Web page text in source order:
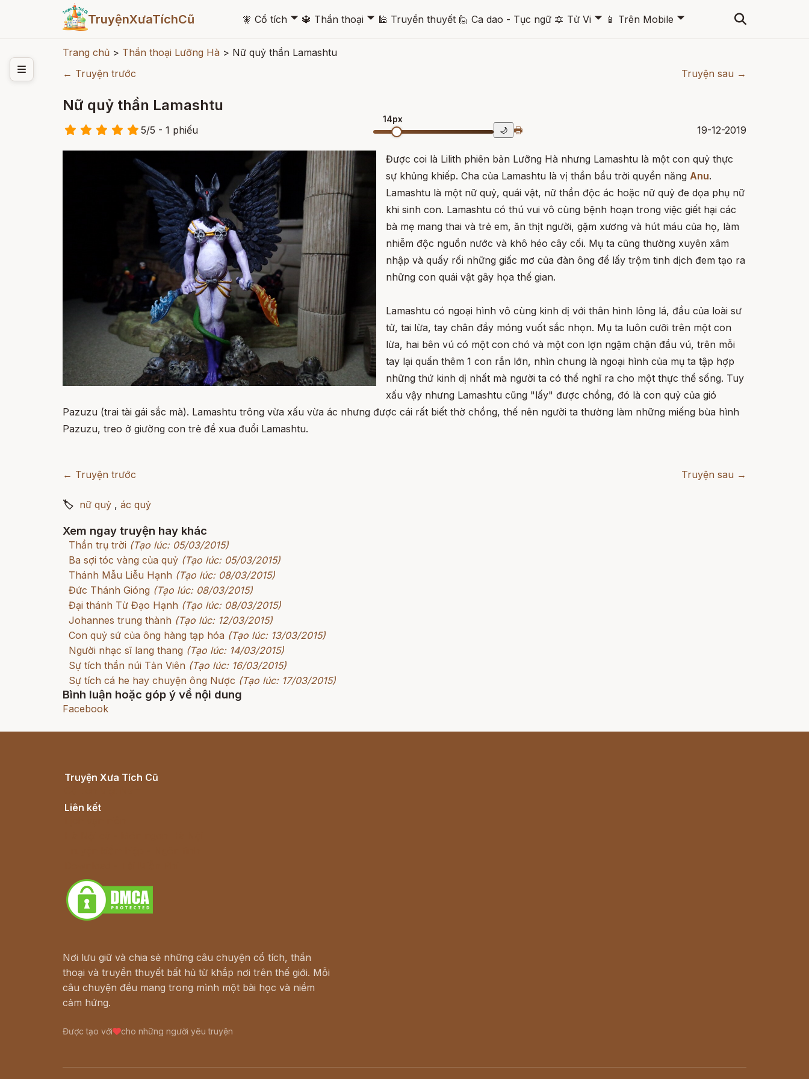
TruyệnXưaTíchCũ 🧚 Cổ tích 🞃 🔱 Thần thoại 🞃 🕌 Truyền thuyết 🙋 Ca dao - Tục ngữ 🔯 Tử Vi 🞃 📱 Trên Mobile 🞃
Trang chủ > Thần thoại Lưỡng Hà > Nữ quỷ thần Lamashtu
← Truyện trước
Truyện sau →
Nữ quỷ thần Lamashtu
5/5 - 1 phiếu
14px
🌙 🖶 19-12-2019
Được coi là Lilith phiên bản Lưỡng Hà nhưng Lamashtu là một con quỷ thực
sự khủng khiếp. Cha của Lamashtu là vị thần bầu trời quyền năng Anu.
Lamashtu là một nữ quỷ, quái vật, nữ thần độc ác hoặc nữ quỷ đe dọa phụ nữ
khi sinh con. Lamashtu có thú vui vô cùng bệnh hoạn trong việc giết hại các
bà mẹ mang thai và trẻ em, ăn thịt người, gặm xương và hút máu của họ, làm
nhiễm độc nguồn nước và khô héo cây cối. Mụ ta cũng thường xuyên xâm
nhập và quấy rối những giấc mơ của đàn ông để lấy trộm tinh dịch đem tạo ra
những con quái vật gây họa thế gian.
Lamashtu có ngoại hình vô cùng kinh dị với thân hình lông lá, đầu của loài sư
tử, tai lừa, tay chân đầy móng vuốt sắc nhọn. Mụ ta luôn cưỡi trên một con
lừa, hai bên vú có một con chó và một con lợn ngậm chặn đầu vú, trên mỗi
tay lại quấn thêm 1 con rắn lớn, nhìn chung là ngoại hình của mụ ta tập hợp
những thứ kinh dị nhất mà người ta có thể nghĩ ra cho một thực thể sống. Tuy
xấu vậy nhưng Lamashtu cũng "lấy" được chồng, đó là con quỷ của gió
Pazuzu (trai tài gái sắc mà). Lamashtu trông vừa xấu vừa ác nhưng được cái rất biết thờ chồng, thế nên người ta thường làm những miếng bùa hình
Pazuzu, treo ở giường con trẻ để xua đuổi Lamashtu.
← Truyện trước Truyện sau →
🏷 nữ quỷ , ác quỷ
Xem ngay truyện hay khác
Thần trụ trời (Tạo lúc: 05/03/2015)
Ba sợi tóc vàng của quỷ (Tạo lúc: 05/03/2015)
Thánh Mẫu Liễu Hạnh (Tạo lúc: 08/03/2015)
Đức Thánh Gióng (Tạo lúc: 08/03/2015)
Đại thánh Từ Đạo Hạnh (Tạo lúc: 08/03/2015)
Johannes trung thành (Tạo lúc: 12/03/2015)
Con quỷ sứ của ông hàng tạp hóa (Tạo lúc: 13/03/2015)
Người nhạc sĩ lang thang (Tạo lúc: 14/03/2015)
Sự tích thần núi Tản Viên (Tạo lúc: 16/03/2015)
Sự tích cá he hay chuyện ông Nược (Tạo lúc: 17/03/2015)
Bình luận hoặc góp ý về nội dung
Facebook
Truyện Xưa Tích Cũ
Liên kết
Nơi lưu giữ và chia sẻ những câu chuyện cổ tích, thần
thoại và truyền thuyết bất hủ từ khắp nơi trên thế giới. Mỗi
câu chuyện đều mang trong mình một bài học và niềm
cảm hứng.
Được tạo với cho những người yêu truyện